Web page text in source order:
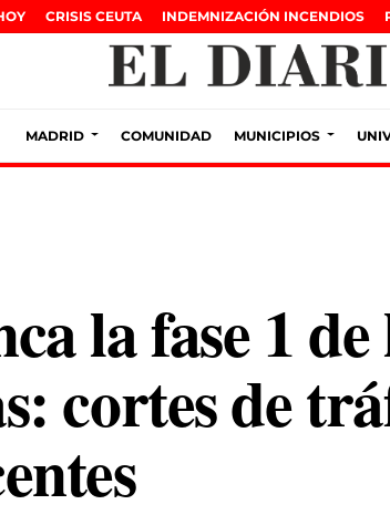
CRISIS CEUTA INDEMNIZACIÓN INCENDIOS
MADRID COMUNIDAD MUNICIPIOS
la fase 1
cortes de